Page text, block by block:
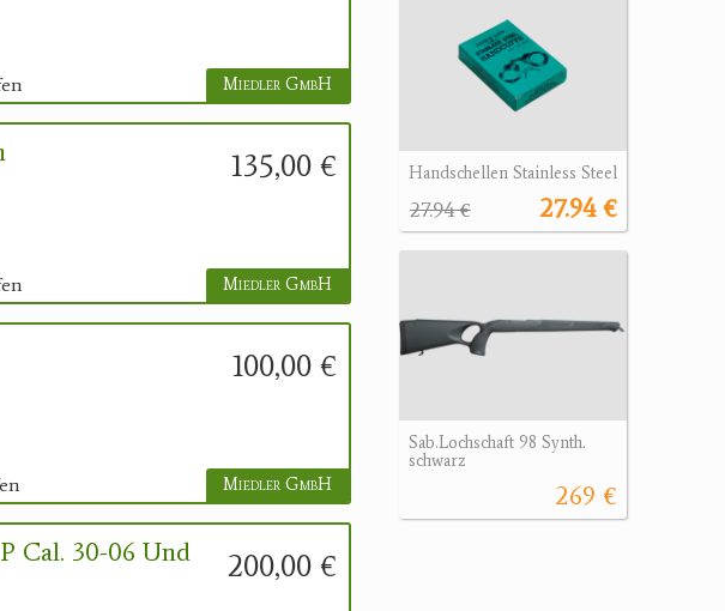
Miedler GmbH
135,00 €
Miedler GmbH
100,00 €
Miedler GmbH
200,00 €
Cal. 30-06 Und
Handschellen Stainless Steel
27.94 €
27.94 €
Sab.Lochschaft 98 Synth.
schwarz
269 €